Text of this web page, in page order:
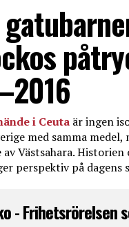
i Ceuta är ingen
med samma
av Västsahara.
perspektiv på
- Frihetsrörelsen